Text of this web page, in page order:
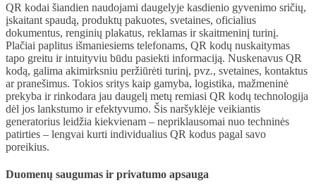
QR kodai šiandien naudojami daugelyje kasdienio gyvenimo sričių,
įskaitant spaudą, produktų pakuotes, svetaines, oficialius
dokumentus, renginių plakatus, reklamas ir skaitmeninį turinį.
Plačiai paplitus išmaniesiems telefonams, QR kodų nuskaitymas
tapo greitu ir intuityviu būdu pasiekti informaciją. Nuskenavus QR
kodą, galima akimirksniu peržiūrėti turinį, pvz., svetaines, kontaktus
ar pranešimus. Tokios sritys kaip gamyba, logistika, mažmeninė
prekyba ir rinkodara jau daugelį metų remiasi QR kodų technologija
dėl jos lankstumo ir efektyvumo. Šis naršyklėje veikiantis
generatorius leidžia kiekvienam – nepriklausomai nuo techninės
patirties – lengvai kurti individualius QR kodus pagal savo
poreikius.
Duomenų saugumas ir privatumo apsauga